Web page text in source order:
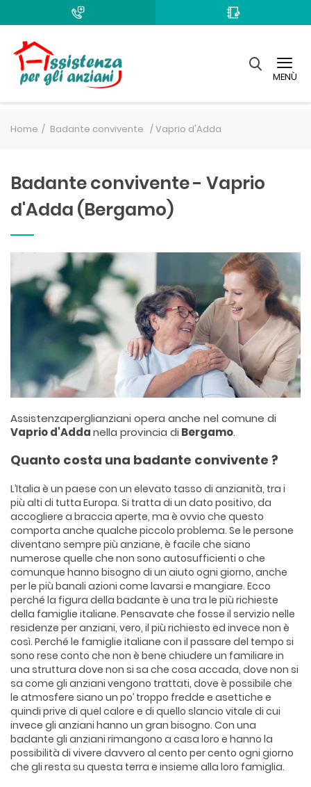
MENÙ
Home Badante convivente /Vaprio d'Adda
Badante convivente - Vaprio
d'Adda (Bergamo)
Assistenzaperglianziani opera anche nel comune di
Vaprio d'Addanella provincia di Bergamo.
Quanto costa una badante convivente ?
L’Italia è un paese con un elevato tasso di anzianità, tra i
più alti di tutta Europa. Si tratta di un dato positivo, da
accogliere a braccia aperte, ma è ovvio che questo
comporta anche qualche piccolo problema. Se le persone
diventano sempre più anziane, è facile che siano
numerose quelle che non sono autosufficienti o che
comunque hanno bisogno di un aiuto ogni giorno, anche
per le più banali azioni come lavarsi e mangiare. Ecco
perché la figura della badante è una tra le più richieste
della famiglie italiane. Pensavate che fosse il servizio nelle
residenze per anziani, vero, il più richiesto ed invece non è
così. Perché le famiglie italiane con il passare del tempo si
sono rese conto che non è bene chiudere un familiare in
una struttura dove non si sa che cosa accada, dove non si
sa come gli anziani vengono trattati, dove è possibile che
le atmosfere siano un po’ troppo fredde e asettiche e
quindi prive di quel calore e di quello slancio vitale di cui
invece gli anziani hanno un gran bisogno. Con una
badante gli anziani rimangono a casa loro e hanno la
possibilità di vivere davvero al cento per cento ogni giorno
che gli resta su questa terra e insieme alla loro famiglia.